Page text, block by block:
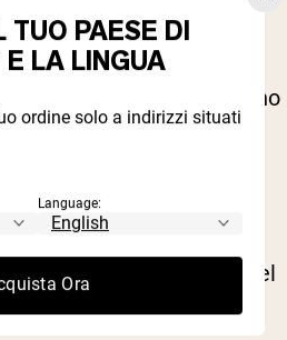
senza abbastanza
fornire l’energia
e grassi non sono
il corpo inizia a
fonte di energia.
alle proteine presenti nel
queste non bastano,
muscolari.
TUO PAESE DI
LA LINGUA
ordine solo a indirizzi situati
Language:
Ora